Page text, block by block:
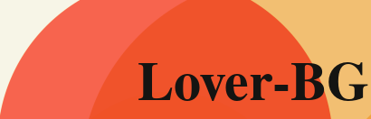
Lover-BG